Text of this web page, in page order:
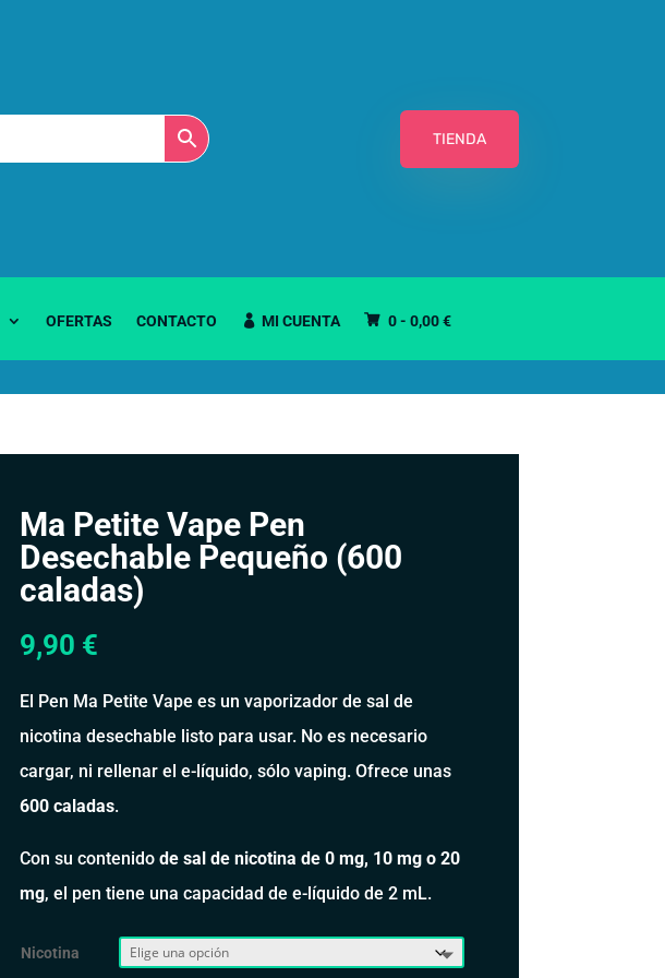
TIENDA
OFERTAS CONTACTO MI CUENTA 0 - 0,00€
Ma Petite Vape Pen
Desechable Pequeño (600
caladas)
9,90 €
El Pen Ma Petite Vape es un vaporizador de sal de
nicotina desechable listo para usar. No es necesario
cargar, ni rellenar el e-líquido, sólo vaping. Ofrece unas
600 caladas.
Con su contenido de sal de nicotina de 0 mg, 10 mg o 20
mg, el pen tiene una capacidad de e-líquido de 2 mL.
Nicotina